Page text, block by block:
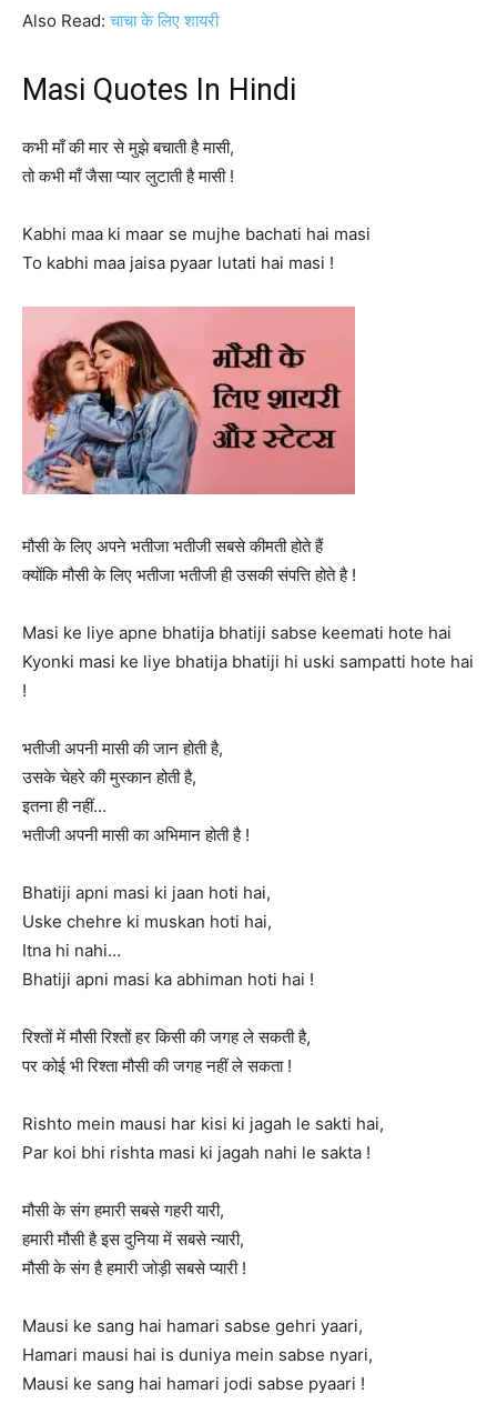
Also Read:चाचा के लिए शायरी
Masi Quotes In Hindi
कभी माँ की मार से मुझे बचाती है मासी,
तो कभी माँ जैसा प्यार लुटाती है मासी !
Kabhi maa ki maar se mujhe bachati hai masi
To kabhi maa jaisa pyaar lutati hai masi !
मौसी के लिए अपने भतीजा भतीजी सबसे कीमती होते हैं
क्योंकि मौसी के लिए भतीजा भतीजी ही उसकी संपत्ति होते है !
Masi ke liye apne bhatija bhatiji sabse keemati hote hai
Kyonki masi ke liye bhatija bhatiji hi uski sampatti hote hai
!
भतीजी अपनी मासी की जान होती है,
उसके चेहरे की मुस्कान होती है,
इतना ही नहीं…
भतीजी अपनी मासी का अभिमान होती है !
Bhatiji apni masi ki jaan hoti hai,
Uske chehre ki muskan hoti hai,
Itna hi nahi…
Bhatiji apni masi ka abhiman hoti hai !
रिश्तों में मौसी रिश्तों हर किसी की जगह ले सकती है,
पर कोई भी रिश्ता मौसी की जगह नहीं ले सकता !
Rishto mein mausi har kisi ki jagah le sakti hai,
Par koi bhi rishta masi ki jagah nahi le sakta !
मौसी के संग हमारी सबसे गहरी यारी,
हमारी मौसी है इस दुनिया में सबसे न्यारी,
मौसी के संग है हमारी जोड़ी सबसे प्यारी !
Mausi ke sang hai hamari sabse gehri yaari,
Hamari mausi hai is duniya mein sabse nyari,
Mausi ke sang hai hamari jodi sabse pyaari !